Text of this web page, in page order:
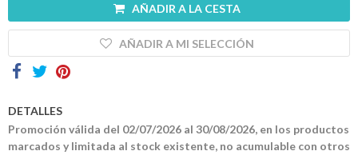
AÑADIR A LA CESTA
AÑADIR A MI SELECCIÓN
DETALLES
Promoción válida del 02/07/2026 al 30/08/2026, en los productos
marcados y limitada al stock existente, no acumulable con otros